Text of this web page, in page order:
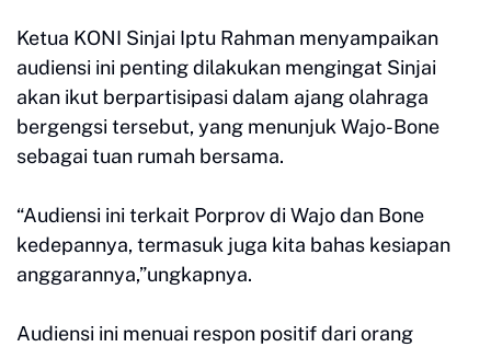
Ketua KONI Sinjai Iptu Rahman menyampaikan
audiensi ini penting dilakukan mengingat Sinjai
akan ikut berpartisipasi dalam ajang olahraga
bergengsi tersebut, yang menunjuk Wajo-Bone
sebagai tuan rumah bersama.
“Audiensi ini terkait Porprov di Wajo dan Bone
kedepannya, termasuk juga kita bahas kesiapan
anggarannya,”ungkapnya.
Audiensi ini menuai respon positif dari orang